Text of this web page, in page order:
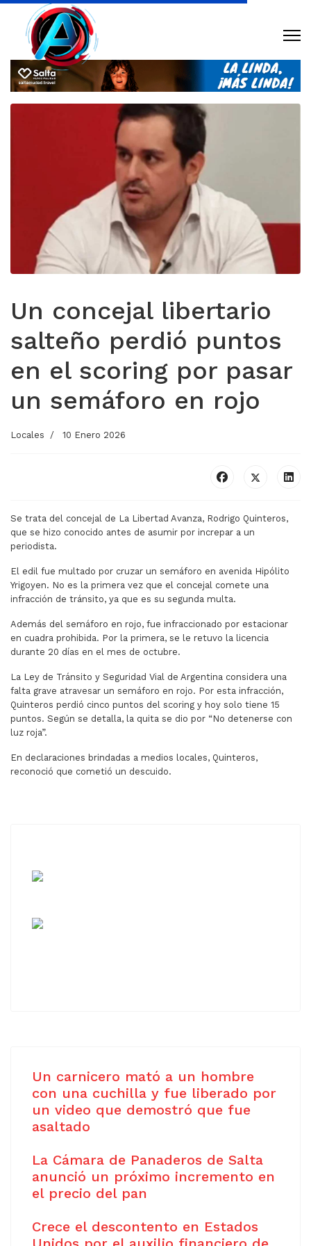
Un concejal libertario
salteño perdió puntos
en el scoring por pasar
un semáforo en rojo
Locales 10 Enero 2026
Se trata del concejal de La Libertad Avanza, Rodrigo Quinteros,
que se hizo conocido antes de asumir por increpar a un
periodista.
El edil fue multado por cruzar un semáforo en avenida Hipólito
Yrigoyen. No es la primera vez que el concejal comete una
infracción de tránsito, ya que es su segunda multa.
Además del semáforo en rojo, fue infraccionado por estacionar
en cuadra prohibida. Por la primera, se le retuvo la licencia
durante 20 días en el mes de octubre.
La Ley de Tránsito y Seguridad Vial de Argentina considera una
falta grave atravesar un semáforo en rojo. Por esta infracción,
Quinteros perdió cinco puntos del scoring y hoy solo tiene 15
puntos. Según se detalla, la quita se dio por “No detenerse con
luz roja”.
En declaraciones brindadas a medios locales, Quinteros,
reconoció que cometió un descuido.
Un carnicero mató a un hombre
con una cuchilla y fue liberado por
un video que demostró que fue
asaltado
La Cámara de Panaderos de Salta
anunció un próximo incremento en
el precio del pan
Crece el descontento en Estados